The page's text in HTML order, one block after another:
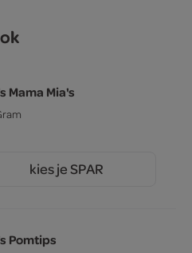
Mama Mia's
kies je SPAR
Pomtips